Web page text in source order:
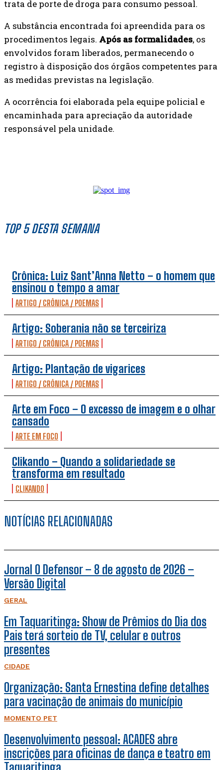
TOP 5 DESTA SEMANA
Crônica: Luiz Sant’Anna Netto – o homem que
ensinou o tempo a amar
ARTIGO / CRÔNICA / POEMAS
Artigo: Soberania não se terceiriza
ARTIGO / CRÔNICA / POEMAS
Artigo: Plantação de vigarices
ARTIGO / CRÔNICA / POEMAS
Arte em Foco – O excesso de imagem e o olhar
cansado
ARTE EM FOCO
Clikando – Quando a solidariedade se
transforma em resultado
CLIKANDO
NOTÍCIAS RELACIONADAS
Jornal O Defensor – 8 de agosto de 2026 –
Versão Digital
GERAL
Em Taquaritinga: Show de Prêmios do Dia dos
Pais terá sorteio de TV, celular e outros
presentes
CIDADE
Organização: Santa Ernestina define detalhes
para vacinação de animais do município
MOMENTO PET
Desenvolvimento pessoal: ACADES abre
inscrições para oficinas de dança e teatro em
Taquaritinga
trata de porte de droga para consumo pessoal.
A substância encontrada foi apreendida para os
procedimentos legais. Após as formalidades, os
envolvidos foram liberados, permanecendo o
registro à disposição dos órgãos competentes para
as medidas previstas na legislação.
A ocorrência foi elaborada pela equipe policial e
encaminhada para apreciação da autoridade
responsável pela unidade.